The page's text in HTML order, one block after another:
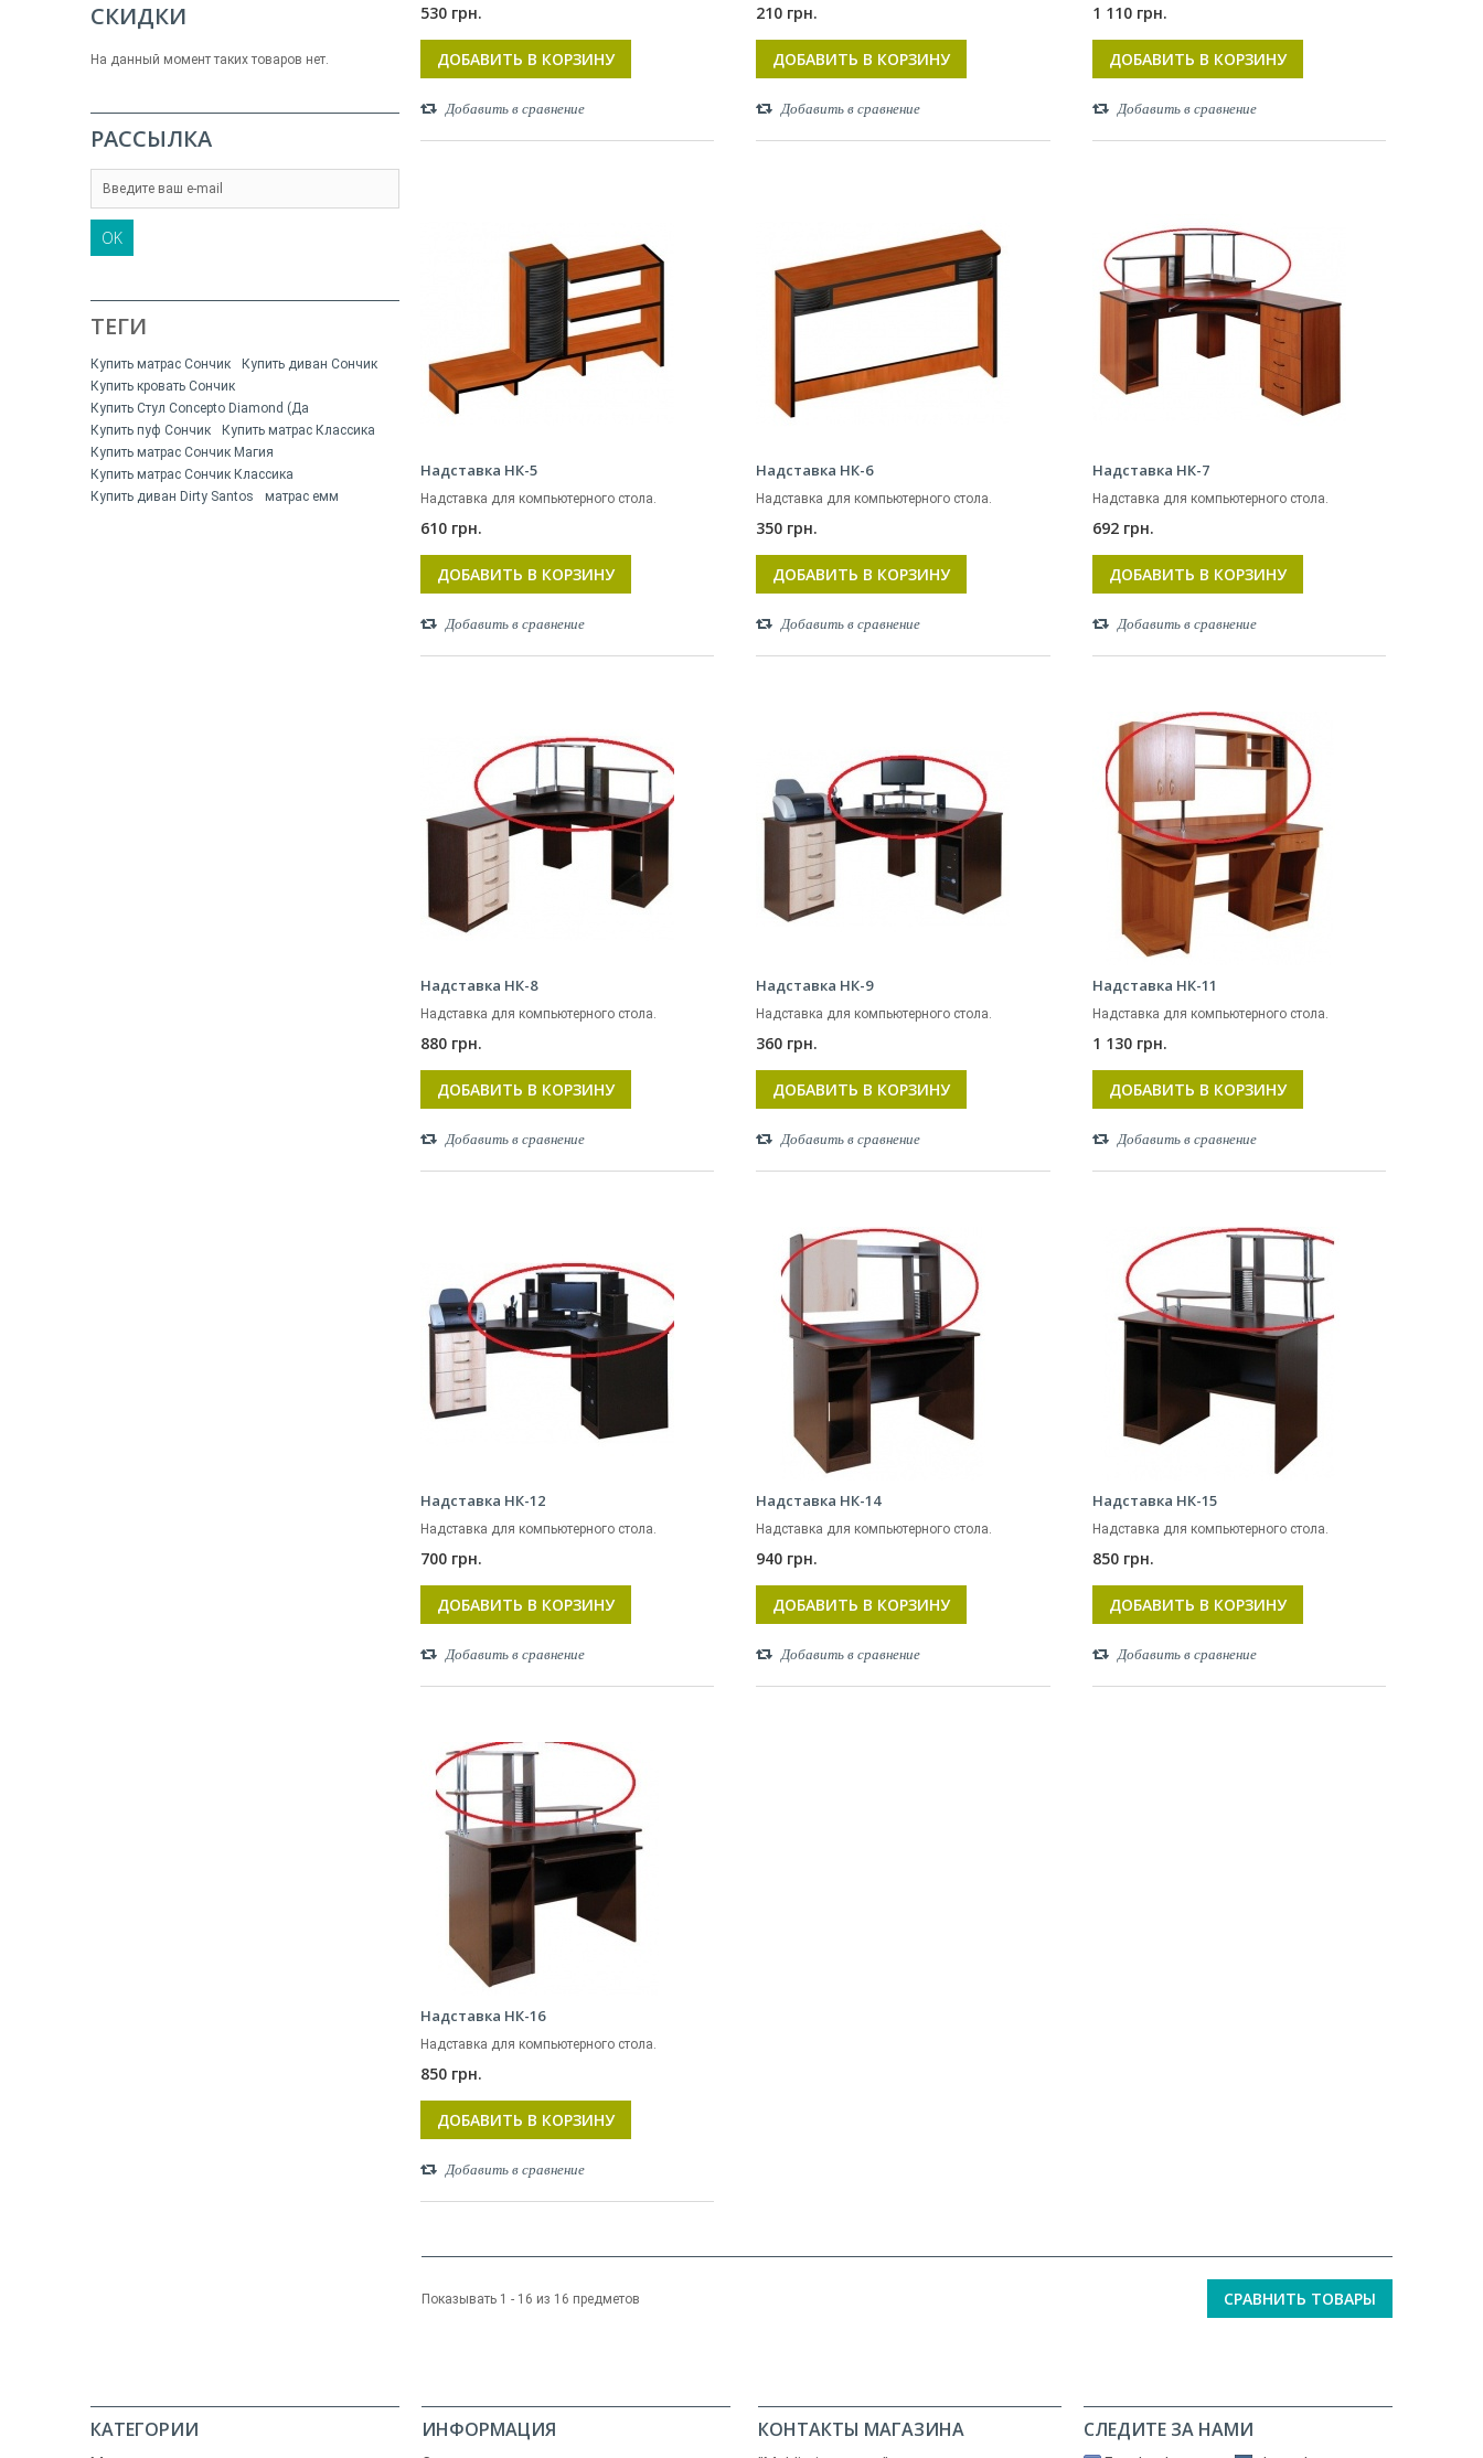
СКИДКИ
На данный момент таких товаров нет.
РАССЫЛКА
OK
ТЕГИ
Купить матрас Сончик
Купить диван Сончик
Купить кровать Сончик
Купить Стул Concepto Diamond (Да
Купить пуф Сончик
Купить матрас Классика
Купить матрас Сончик Магия
Купить матрас Сончик Классика
Купить диван Dirty Santos
матрас емм
530 грн.
ДОБАВИТЬ В КОРЗИНУ
Добавить в сравнение
210 грн.
ДОБАВИТЬ В КОРЗИНУ
Добавить в сравнение
1 110 грн.
ДОБАВИТЬ В КОРЗИНУ
Добавить в сравнение
Надставка НК-5
Надставка для компьютерного стола.
610 грн.
ДОБАВИТЬ В КОРЗИНУ
Добавить в сравнение
Надставка НК-6
Надставка для компьютерного стола.
350 грн.
ДОБАВИТЬ В КОРЗИНУ
Добавить в сравнение
Надставка НК-7
Надставка для компьютерного стола.
692 грн.
ДОБАВИТЬ В КОРЗИНУ
Добавить в сравнение
Надставка НК-8
Надставка для компьютерного стола.
880 грн.
ДОБАВИТЬ В КОРЗИНУ
Добавить в сравнение
Надставка НК-9
Надставка для компьютерного стола.
360 грн.
ДОБАВИТЬ В КОРЗИНУ
Добавить в сравнение
Надставка НК-11
Надставка для компьютерного стола.
1 130 грн.
ДОБАВИТЬ В КОРЗИНУ
Добавить в сравнение
Надставка НК-12
Надставка для компьютерного стола.
700 грн.
ДОБАВИТЬ В КОРЗИНУ
Добавить в сравнение
Надставка НК-14
Надставка для компьютерного стола.
940 грн.
ДОБАВИТЬ В КОРЗИНУ
Добавить в сравнение
Надставка НК-15
Надставка для компьютерного стола.
850 грн.
ДОБАВИТЬ В КОРЗИНУ
Добавить в сравнение
Надставка НК-16
Надставка для компьютерного стола.
850 грн.
ДОБАВИТЬ В КОРЗИНУ
Добавить в сравнение
СРАВНИТЬ ТОВАРЫ
Показывать 1 - 16 из 16 предметов
КАТЕГОРИИ ИНФОРМАЦИЯ КОНТАКТЫ МАГАЗИНА СЛЕДИТЕ ЗА НАМИ